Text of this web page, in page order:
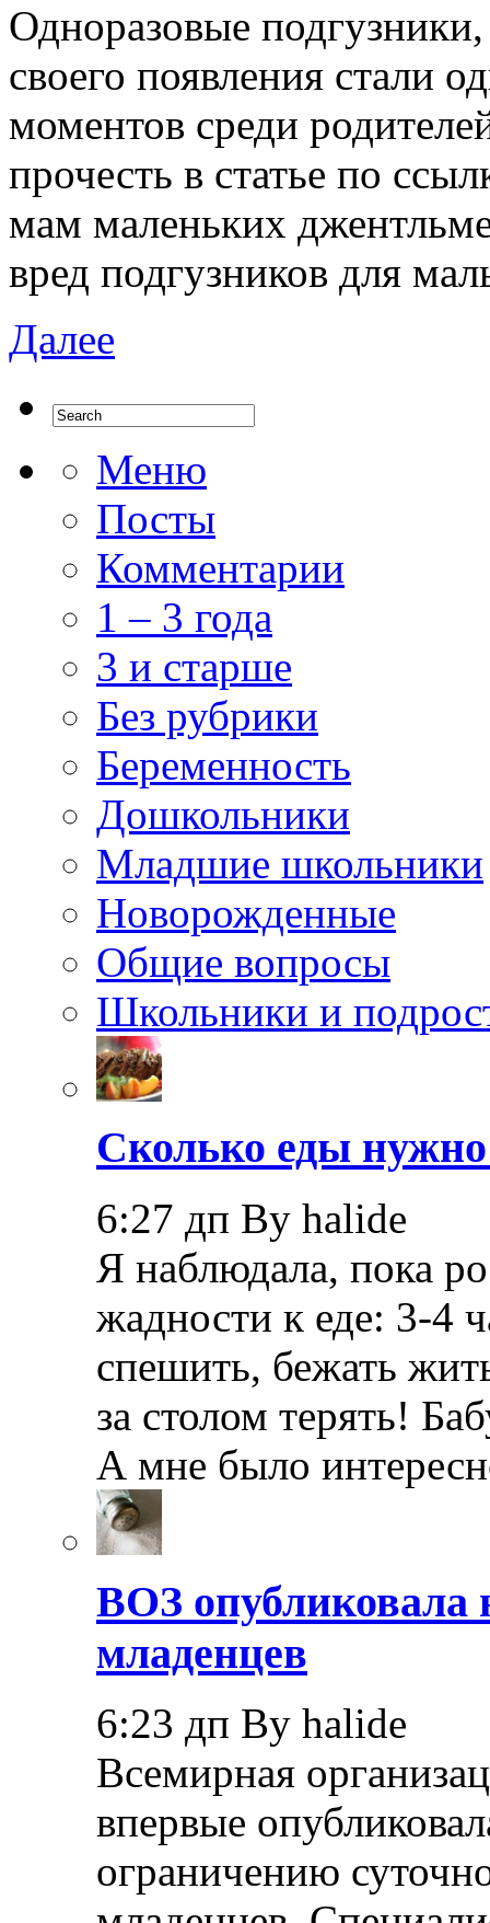
Одноразовые
своего появления стали
моментов среди
прочесть в статье по
мам маленьких
вред подгузников для
Далее
Меню
Посты
Комментарии
1 – 3 года
3 и старше
Без рубрики
Беременность
Дошкольники
Младшие школьники
Новорожденные
Общие вопросы
Школьники и
Сколько еды
6:27 дп By halide
Я наблюдала, пока
жадности к еде: 3-4
спешить, бежать
за столом терять!
А мне было
ВОЗ опубликовала
младенцев
6:23 дп By halide
Всемирная
впервые
ограничению